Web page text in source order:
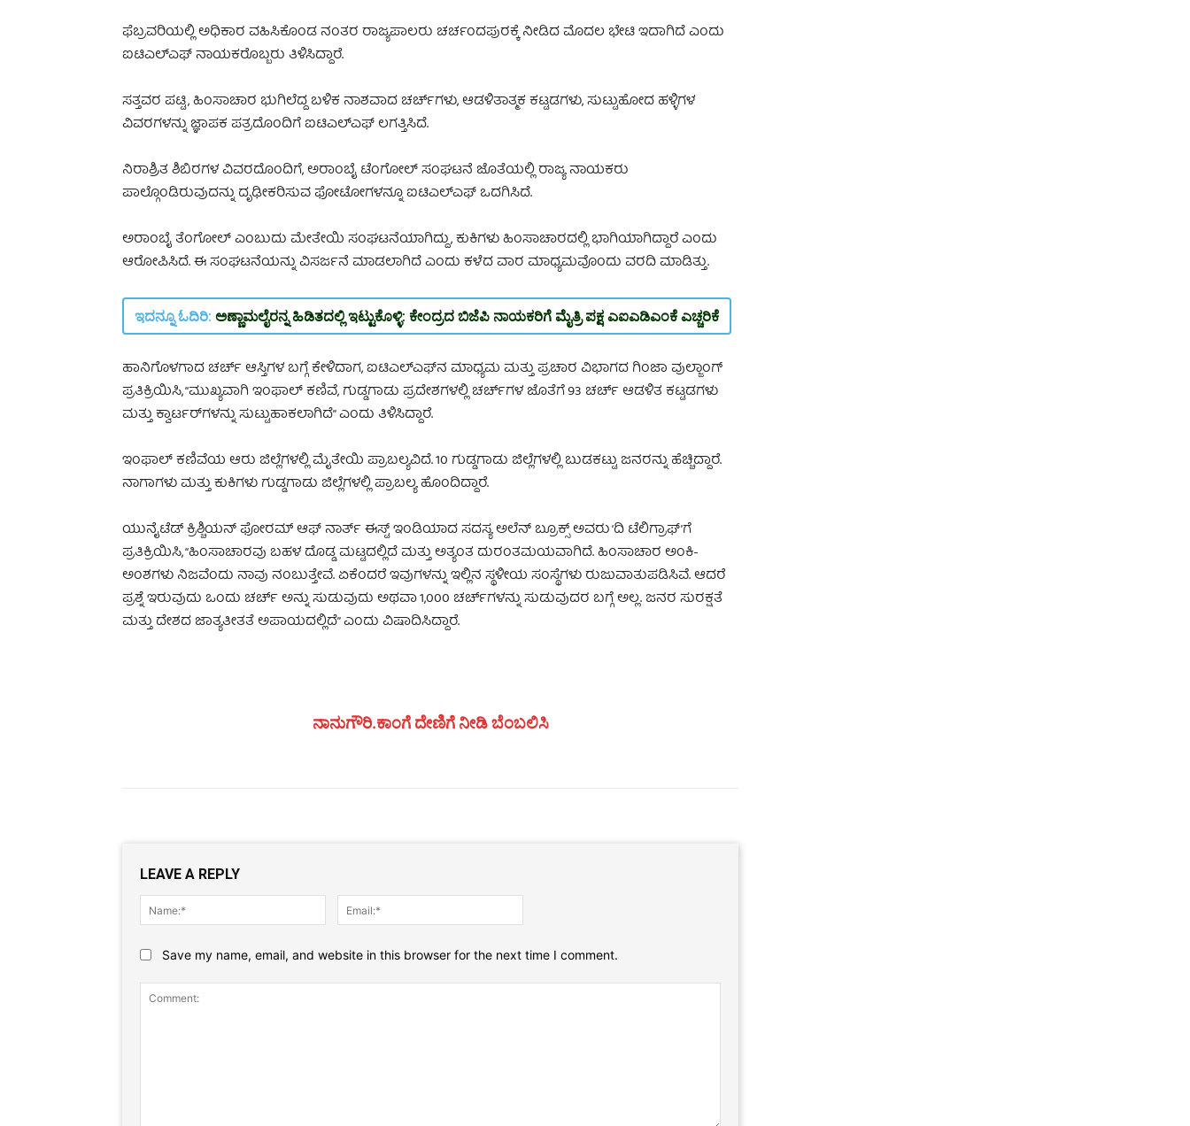
ಫೆಬ್ರವರಿಯಲ್ಲಿ ಅಧಿಕಾರ ವಹಿಸಿಕೊಂಡ ನಂತರ ರಾಜ್ಯಪಾಲರು ಚರ್ಚಂದಪುರಕ್ಕೆ ನೀಡಿದ ಮೊದಲ ಭೇಟಿ ಇದಾಗಿದೆ ಎಂದು
ಐಟಿಎಲ್‌ಎಫ್ ನಾಯಕರೊಬ್ಬರು ತಿಳಿಸಿದ್ದಾರೆ.
ಸತ್ತವರ ಪಟ್ಟಿ, ಹಿಂಸಾಚಾರ ಭುಗಿಲೆದ್ದ ಬಳಿಕ ನಾಶವಾದ ಚರ್ಚ್‌ಗಳು, ಆಡಳಿತಾತ್ಮಕ ಕಟ್ಟಡಗಳು, ಸುಟ್ಟುಹೋದ ಹಳ್ಳಿಗಳ
ವಿವರಗಳನ್ನು ಜ್ಞಾಪಕ ಪತ್ರದೊಂದಿಗೆ ಐಟಿಎಲ್‌ಎಫ್‌ ಲಗತ್ತಿಸಿದೆ.
ನಿರಾಶ್ರಿತ ಶಿಬಿರಗಳ ವಿವರದೊಂದಿಗೆ, ಅರಾಂಬೈ ಟೆಂಗೋಲ್‌ ಸಂಘಟನೆ ಜೊತೆಯಲ್ಲಿ ರಾಜ್ಯ ನಾಯಕರು
ಪಾಲ್ಗೊಂಡಿರುವುದನ್ನು ದೃಢೀಕರಿಸುವ ಫೋಟೋಗಳನ್ನೂ ಐಟಿಎಲ್‌ಎಫ್‌ ಒದಗಿಸಿದೆ.
ಅರಾಂಬೈ ತೆಂಗೋಲ್ ಎಂಬುದು ಮೇತೇಯಿ ಸಂಘಟನೆಯಾಗಿದ್ದು, ಕುಕಿಗಳು ಹಿಂಸಾಚಾರದಲ್ಲಿ ಭಾಗಿಯಾಗಿದ್ದಾರೆ ಎಂದು
ಆರೋಪಿಸಿದೆ. ಈ ಸಂಘಟನೆಯನ್ನು ವಿಸರ್ಜನೆ ಮಾಡಲಾಗಿದೆ ಎಂದು ಕಳೆದ ವಾರ ಮಾಧ್ಯಮವೊಂದು ವರದಿ ಮಾಡಿತ್ತು.
ಇದನ್ನೂ ಓದಿರಿ: ಅಣ್ಣಾಮಲೈರನ್ನ ಹಿಡಿತದಲ್ಲಿ ಇಟ್ಟುಕೊಳ್ಳಿ: ಕೇಂದ್ರದ ಬಿಜೆಪಿ ನಾಯಕರಿಗೆ ಮೈತ್ರಿ ಪಕ್ಷ ಎಐಎಡಿಎಂಕೆ ಎಚ್ಚರಿಕೆ
ಹಾನಿಗೊಳಗಾದ ಚರ್ಚ್ ಆಸ್ತಿಗಳ ಬಗ್ಗೆ ಕೇಳಿದಾಗ, ಐಟಿಎಲ್‌ಎಫ್‌ನ ಮಾಧ್ಯಮ ಮತ್ತು ಪ್ರಚಾರ ವಿಭಾಗದ ಗಿಂಜಾ ವುಲ್ಜಾಂಗ್
ಪ್ರತಿಕ್ರಿಯಿಸಿ, “ಮುಖ್ಯವಾಗಿ ಇಂಫಾಲ್ ಕಣಿವೆ, ಗುಡ್ಡಗಾಡು ಪ್ರದೇಶಗಳಲ್ಲಿ ಚರ್ಚ್‌ಗಳ ಜೊತೆಗೆ 93 ಚರ್ಚ್ ಆಡಳಿತ ಕಟ್ಟಡಗಳು
ಮತ್ತು ಕ್ವಾರ್ಟರ್‌ಗಳನ್ನು ಸುಟ್ಟುಹಾಕಲಾಗಿದೆ” ಎಂದು ತಿಳಿಸಿದ್ದಾರೆ.
ಇಂಫಾಲ್ ಕಣಿವೆಯ ಆರು ಜಿಲ್ಲೆಗಳಲ್ಲಿ ಮೈತೇಯಿ ಪ್ರಾಬಲ್ಯವಿದೆ. 10 ಗುಡ್ಡಗಾಡು ಜಿಲ್ಲೆಗಳಲ್ಲಿ ಬುಡಕಟ್ಟು ಜನರನ್ನು ಹೆಚ್ಚಿದ್ದಾರೆ.
ನಾಗಾಗಳು ಮತ್ತು ಕುಕಿಗಳು ಗುಡ್ಡಗಾಡು ಜಿಲ್ಲೆಗಳಲ್ಲಿ ಪ್ರಾಬಲ್ಯ ಹೊಂದಿದ್ದಾರೆ.
ಯುನೈಟೆಡ್ ಕ್ರಿಶ್ಚಿಯನ್ ಫೋರಮ್ ಆಫ್ ನಾರ್ತ್ ಈಸ್ಟ್ ಇಂಡಿಯಾದ ಸದಸ್ಯ ಅಲೆನ್ ಬ್ರೂಕ್ಸ್ ಅವರು ‘ದಿ ಟೆಲಿಗ್ರಾಫ್‌’ಗೆ
ಪ್ರತಿಕ್ರಿಯಿಸಿ, “ಹಿಂಸಾಚಾರವು ಬಹಳ ದೊಡ್ಡ ಮಟ್ಟದಲ್ಲಿದೆ ಮತ್ತು ಅತ್ಯಂತ ದುರಂತಮಯವಾಗಿದೆ. ಹಿಂಸಾಚಾರ ಅಂಕಿ-
ಅಂಶಗಳು ನಿಜವೆಂದು ನಾವು ನಂಬುತ್ತೇವೆ. ಏಕೆಂದರೆ ಇವುಗಳನ್ನು ಇಲ್ಲಿನ ಸ್ಥಳೀಯ ಸಂಸ್ಥೆಗಳು ರುಜುವಾತುಪಡಿಸಿವೆ. ಆದರೆ
ಪ್ರಶ್ನೆ ಇರುವುದು ಒಂದು ಚರ್ಚ್ ಅನ್ನು ಸುಡುವುದು ಅಥವಾ 1,000 ಚರ್ಚ್‌ಗಳನ್ನು ಸುಡುವುದರ ಬಗ್ಗೆ ಅಲ್ಲ. ಜನರ ಸುರಕ್ಷತೆ
ಮತ್ತು ದೇಶದ ಜಾತ್ಯತೀತತೆ ಅಪಾಯದಲ್ಲಿದೆ” ಎಂದು ವಿಷಾದಿಸಿದ್ದಾರೆ.
ನಾನುಗೌರಿ.ಕಾಂಗೆ ದೇಣಿಗೆ ನೀಡಿ ಬೆಂಬಲಿಸಿ
LEAVE A REPLY
Name:*
Save my name, email, and website in this browser for the next time I comment.